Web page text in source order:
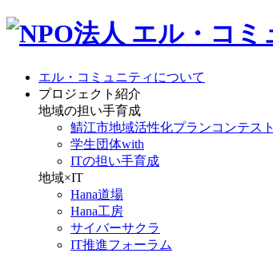
エル・コミュニティについて
プロジェクト紹介
地域の担い手育成
鯖江市地域活性化プランコンテスト
学生団体with
ITの担い手育成
地域×IT
Hana道場
Hana工房
サイバーサクラ
IT推進フォーラム